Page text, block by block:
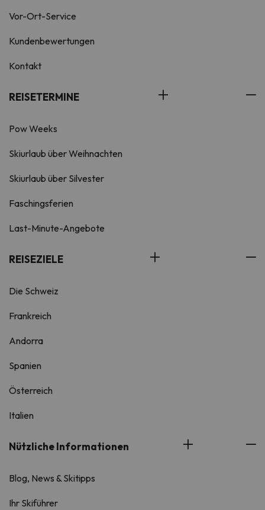
Vor-Ort-Service
Kundenbewertungen
Kontakt
REISETERMINE
Pow Weeks
Skiurlaub über Weihnachten
Skiurlaub über Silvester
Faschingsferien
Last-Minute-Angebote
REISEZIELE
Die Schweiz
Frankreich
Andorra
Spanien
Österreich
Italien
Nützliche Informationen
Blog, News & Skitipps
Ihr Skiführer